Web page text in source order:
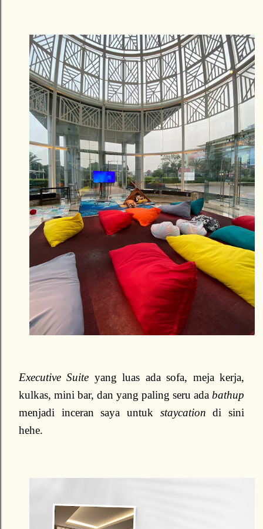
Executive Suite yang luas ada sofa, meja kerja,
kulkas, mini bar, dan yang paling seru ada bathup
menjadi inceran saya untuk staycation di sini
hehe.